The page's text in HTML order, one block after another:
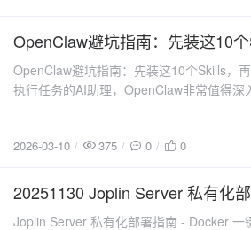
2026-03-10
OpenClaw避坑指南：先装这10
OpenClaw避坑指南：先装这10个Skills，
执行任务的AI助理，OpenClaw非常值得
2026-03-10 375 0 0
2025-11-30
20251130 Joplin Server 私有化
Joplin Server 私有化部署指南 - Docker